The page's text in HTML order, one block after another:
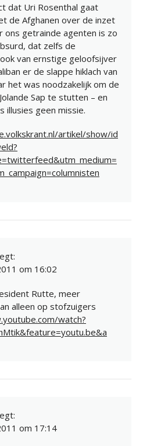
dat Uri Rosenthal gaat
de Afghanen over de inzet
ons getrainde agenten is zo
dat zelfs de
van ernstige geloofsijver
er de slappe hiklach van
het was noodzakelijk om de
Sap te stutten – en
illusies geen missie.
artikel/show/id
om 16:02
Rutte, meer
alleen op stofzuigers
watch?
om 17:14